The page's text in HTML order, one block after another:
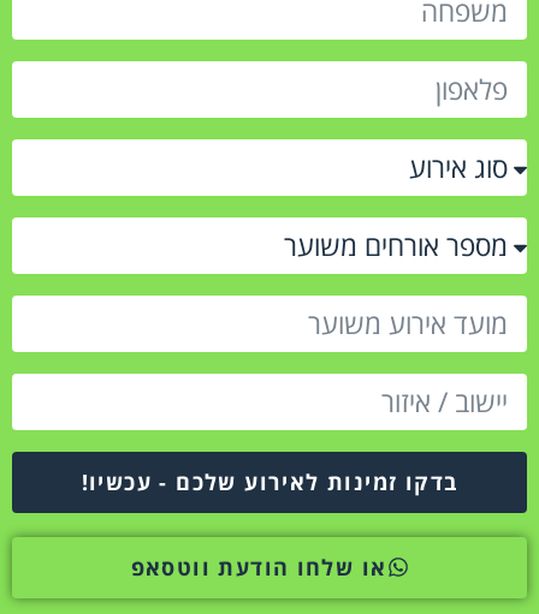
בדקו זמינות לאירוע שלכם - עכשיו!
או שלחו הודעת ווטסאפ